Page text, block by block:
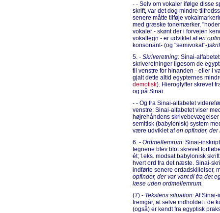
- - Selv om vokaler ifølge disse
skrift, var det dog mindre
senere måtte tilføje
med græske tonemærker,
vokaler - skønt der i forvejen
vokaltegn - er udviklet afen
konsonant- (og "semivokal"-)
5. - Skriveretning: Sinai-
skriveretninger ligesom de
til venstre for hinanden - eller i
gjalt dette altid egypternes
demotisk). Hieroglyffer skrevet
og på Sinai.
- - Og fra Sinai-alfabetet
venstre: Sinai-alfabetet viser
højrehåndens skrivebevægelser
semitisk (babylonisk) system
være udviklet afen opfinder, der
6. - Ordmellemrum: Sinai-
tegnene blev blot skrevet
ét; f.eks. modsat babylonisk
hvert ord fra det næste. Sinai-
indførte senere ordadskillelser,
opfinder, der var vant til fra det
læse uden ordmellemrum.
(7) - Tekstens situation:Af Sinai-
fremgår, at selve indholdet i de
(også) er kendt fra egyptisk